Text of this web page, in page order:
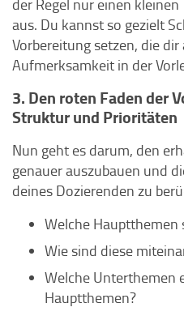
der Regel nur einen
aus. Du kannst so gezielt
Vorbereitung setzen, die
Aufmerksamkeit in der
3. Den roten Faden der
Struktur und Prioritäten
Nun geht es darum, den
genauer auszubauen und
deines Dozierenden zu
Welche Hauptthemen
Wie sind diese
Welche Unterthemen
Hauptthemen?